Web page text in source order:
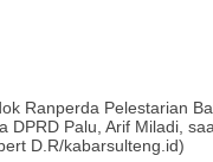
DPRD Palu, Arif Miladi,
D.R/kabarsulteng.id)